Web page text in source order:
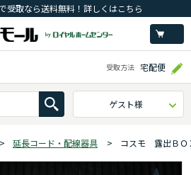
受取なら送料無料！詳しくはこちら
受取方法 宅配便
ゲスト様
> 延長コード・配線器具 > コスモ 露出ＢＯ